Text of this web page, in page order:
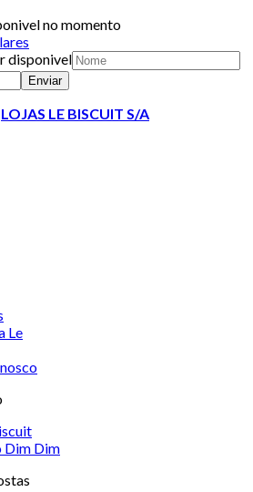
no momento
disponivel
Enviar
LOJAS LE BISCUIT S/A
Le
Dim Dim